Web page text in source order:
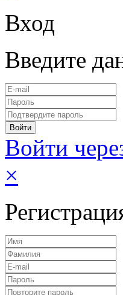
Вход
Введите
Войти
×